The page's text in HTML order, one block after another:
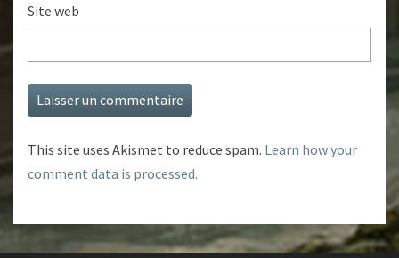
Site web
This site uses Akismet to reduce spam. Learn how your
comment data is processed.